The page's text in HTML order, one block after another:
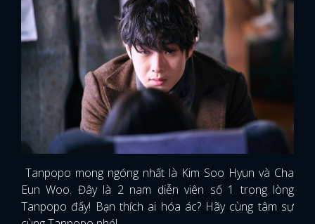
Tanpopo mong ngóng nhất là Kim Soo Hyun và Cha
Eun Woo. Đây là 2 nam diễn viên số 1 trong lòng
Tanpopo đấy! Bạn thích ai hóa ác? Hãy cùng tâm sự